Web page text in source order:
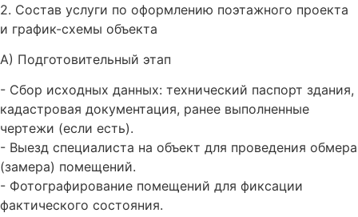
2. Состав услуги по оформлению поэтажного проекта
и график-схемы объекта
А) Подготовительный этап
- Сбор исходных данных: технический паспорт здания,
кадастровая документация, ранее выполненные
чертежи (если есть).
- Выезд специалиста на объект для проведения обмера
(замера) помещений.
- Фотографирование помещений для фиксации
фактического состояния.